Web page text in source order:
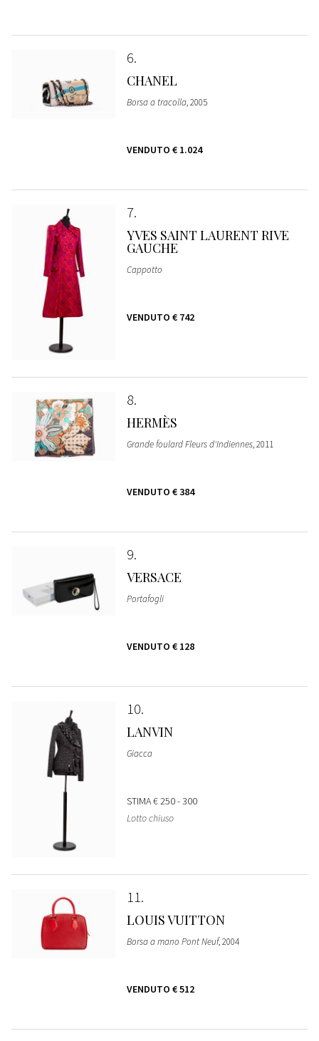
6
CHANEL
Borsa a tracolla, 2005
VENDUTO € 1.024
7
YVES SAINT LAURENT RIVE
GAUCHE
Cappotto
VENDUTO € 742
8
HERMÈS
Grande foulard Fleurs d'Indiennes, 2011
VENDUTO € 384
9
VERSACE
Portafogli
VENDUTO € 128
10
LANVIN
Giacca
STIMA€ 250 - 300
Lotto chiuso
11
LOUIS VUITTON
Borsa a mano Pont Neuf, 2004
VENDUTO € 512